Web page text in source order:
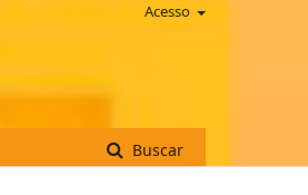
Buscar
Acesso